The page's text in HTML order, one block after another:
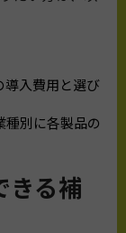
導入費用と選び
種別に各製品の
きる補